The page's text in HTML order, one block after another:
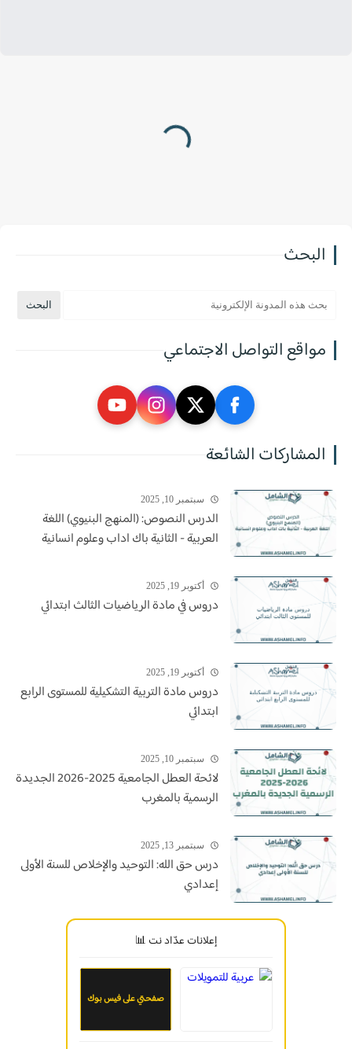
البحث
مواقع التواصل الاجتماعي
المشاركات الشائعة
سبتمبر 10, 2025
الدرس النصوص: (المنهج البنيوي) اللغة
العربية - الثانية باك اداب وعلوم انسانية
أكتوبر 19, 2025
دروس في مادة الرياضيات الثالث ابتدائي
أكتوبر 19, 2025
دروس مادة التربية التشكيلية للمستوى الرابع
ابتدائي
سبتمبر 10, 2025
لائحة العطل الجامعية 2025-2026 الجديدة
الرسمية بالمغرب
سبتمبر 13, 2025
درس حق الله: التوحيد والإخلاص للسنة الأولى
إعدادي
إعلانات عدّاد نت 📊
صفحتي على فيس بوك